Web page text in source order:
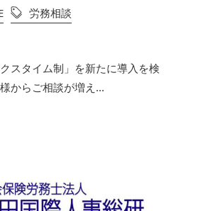
労務相談
スタイム制」を新たに導入を検
からご相談が増え...